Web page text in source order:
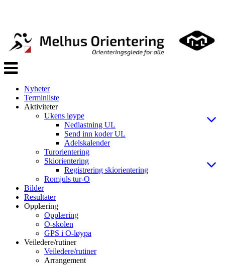
Veksle
navigasjon
Nyheter
Terminliste
Aktiviteter
Ukens løype
Nedlastning UL
Send inn koder UL
Adelskalender
Turorientering
Skiorientering
Registrering skiorientering
Romjuls tur-O
Bilder
Resultater
Opplæring
Opplæring
O-skolen
GPS i O-løypa
Veiledere/rutiner
Veiledere/rutiner
Arrangement